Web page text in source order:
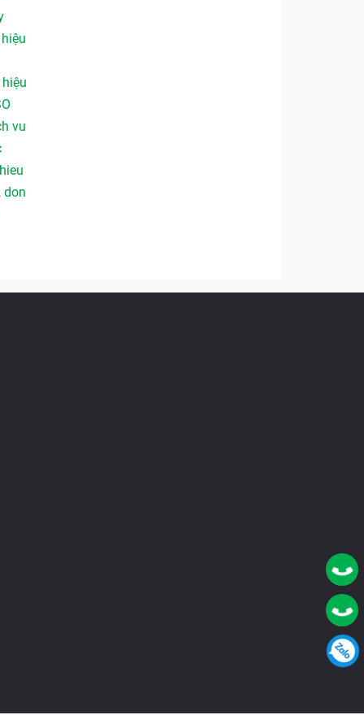
hiệu
hiệu
vu
hieu
, don